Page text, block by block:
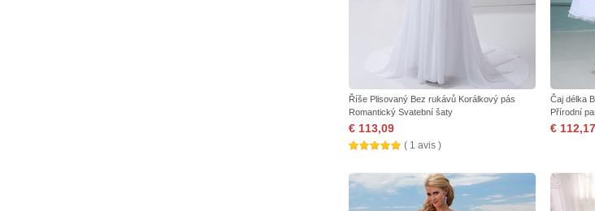
Říše Plisovaný Bez rukávů Korálkový pás
Romantický Svatební šaty
€ 113,09
( 1 avis )
Čaj délka
Přírodní
€ 112,17